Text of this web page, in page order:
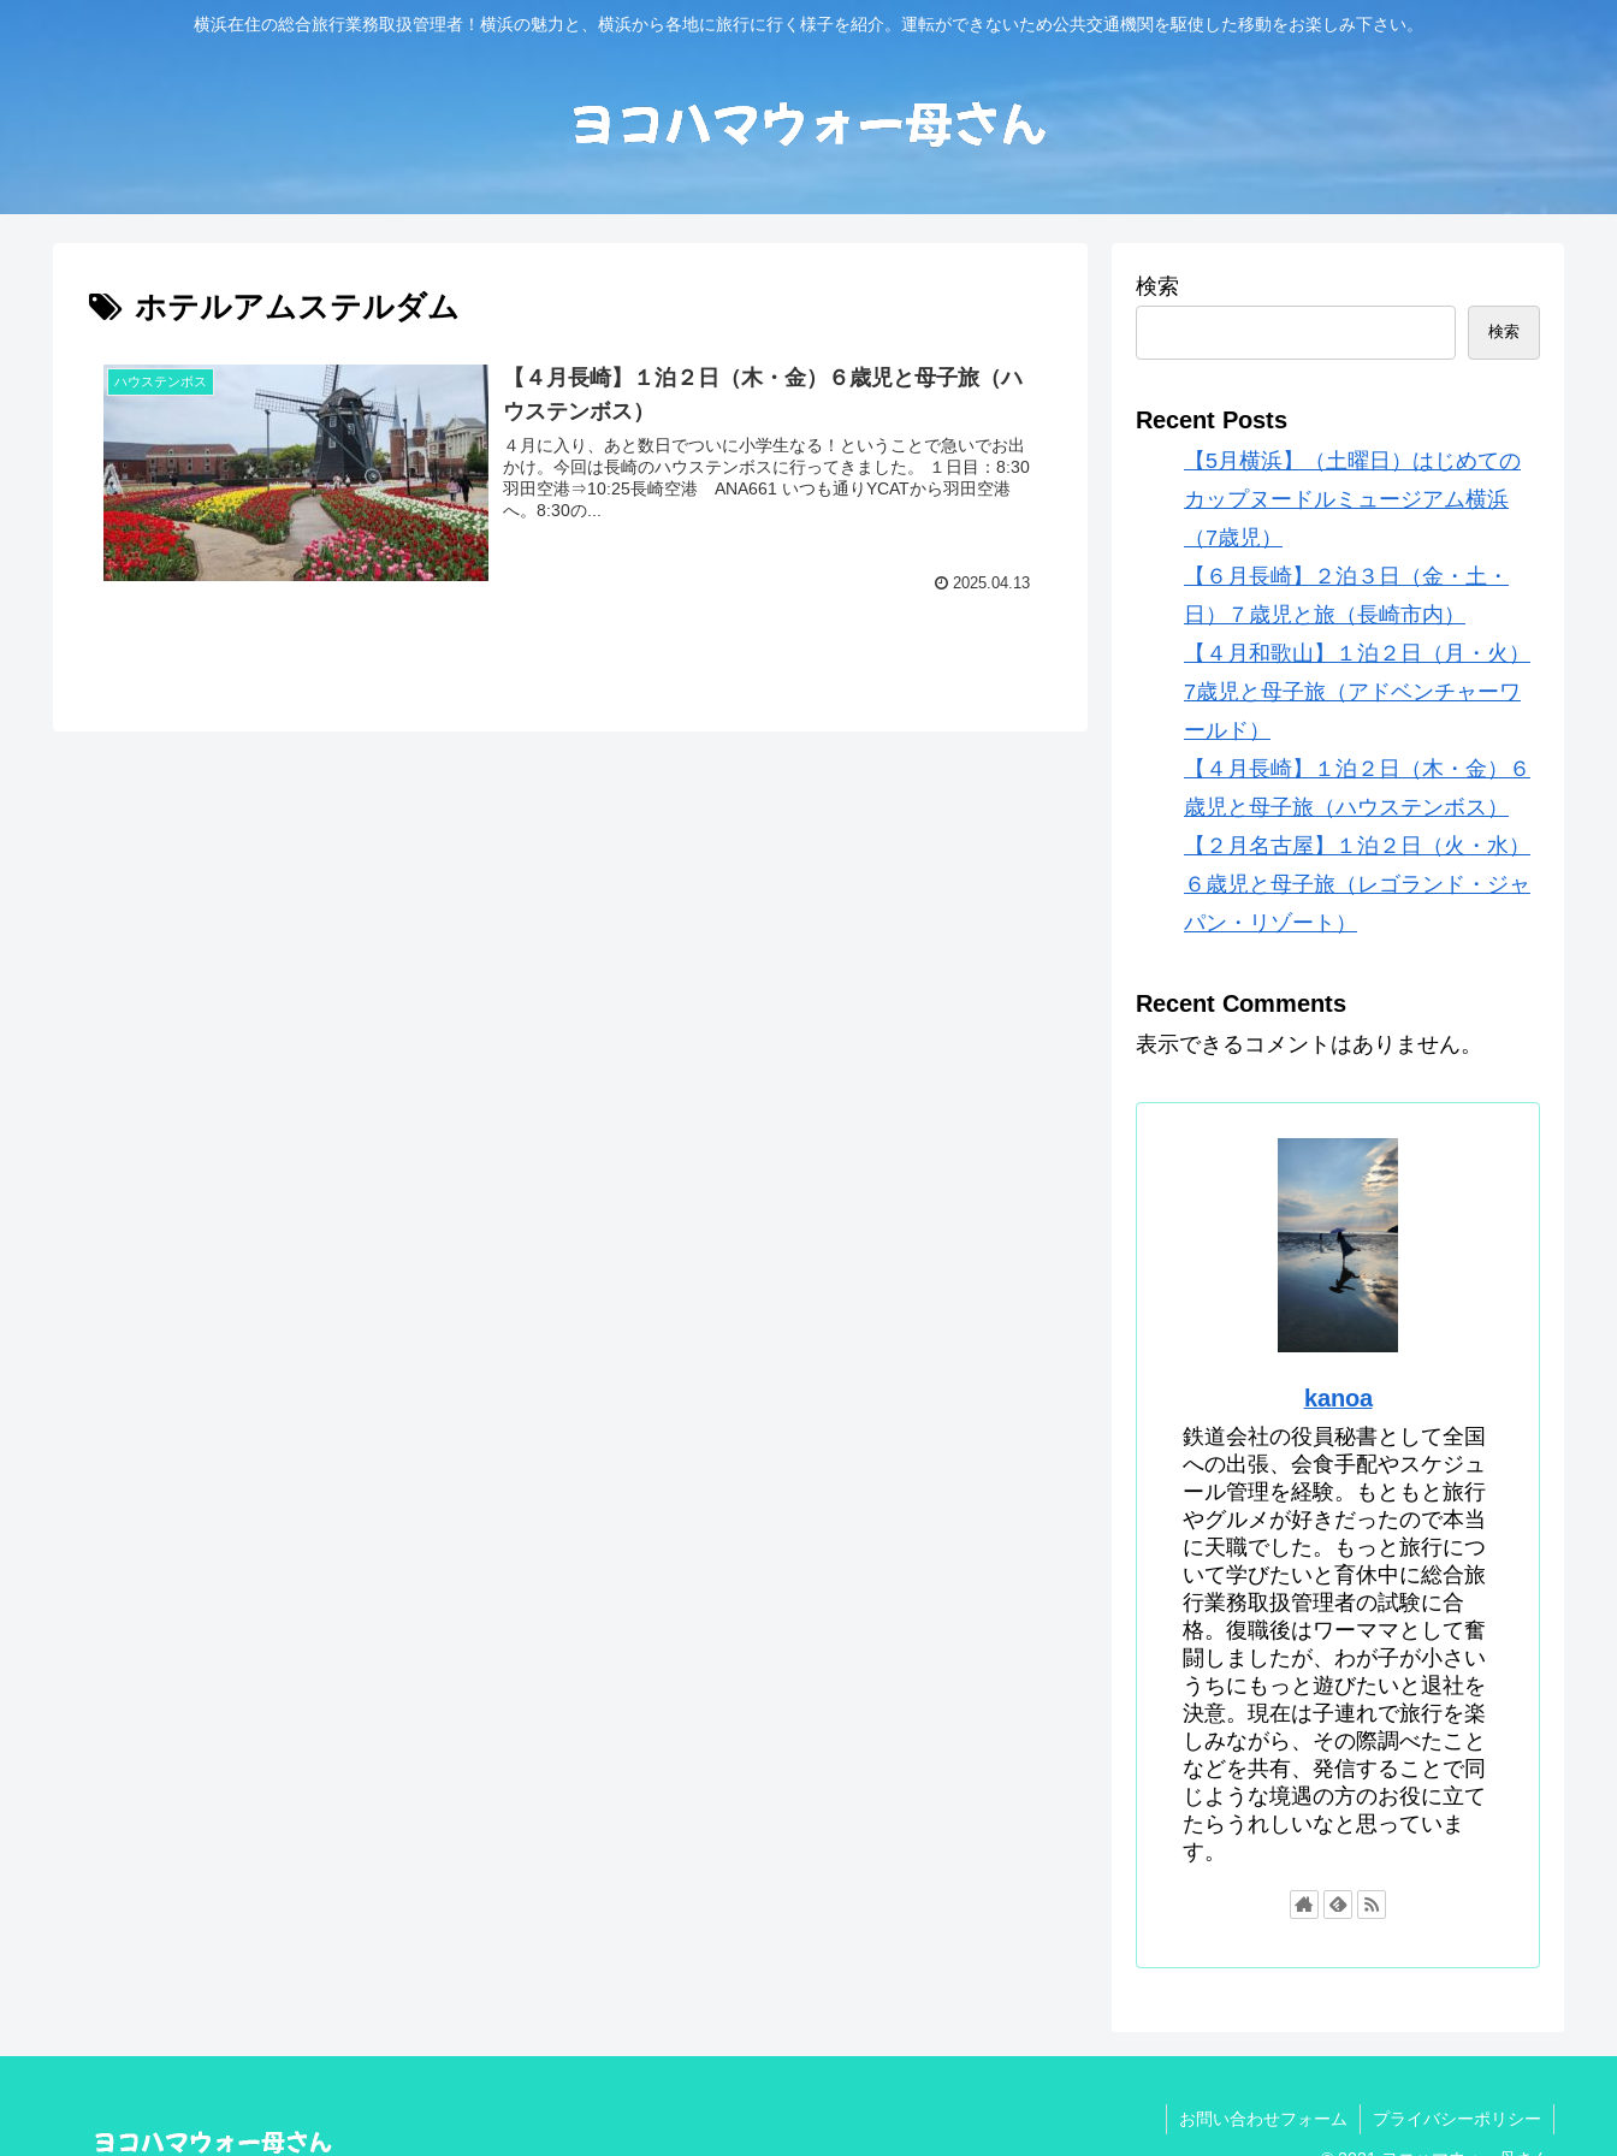
横浜在住の総合旅行業務取扱管理者！横浜の魅力と、横浜から各地に旅行に行く様子を紹介。運転ができないため公共交通機関を駆使した移動をお楽しみ下さい。
ホテルアムステルダム
ハウステンボス
【４月長崎】１泊２日（木・金）６歳児と母子旅（ハ
ウステンボス）
４月に入り、あと数日でついに小学生なる！ということで急いでお出
かけ。今回は長崎のハウステンボスに行ってきました。 １日目：8:30
羽田空港⇒10:25長崎空港 ANA661 いつも通りYCATから羽田空港
へ。8:30の...
2025.04.13
検索
検索
Recent Posts
【5月横浜】（土曜日）はじめての
カップヌードルミュージアム横浜
（7歳児）
【６月長崎】２泊３日（金・土・
日）７歳児と旅（長崎市内）
【４月和歌山】１泊２日（月・火）
7歳児と母子旅（アドベンチャーワ
ールド）
【４月長崎】１泊２日（木・金）６
歳児と母子旅（ハウステンボス）
【２月名古屋】１泊２日（火・水）
６歳児と母子旅（レゴランド・ジャ
パン・リゾート）
Recent Comments
表示できるコメントはありません。
kanoa
鉄道会社の役員秘書として全国
への出張、会食手配やスケジュ
ール管理を経験。もともと旅行
やグルメが好きだったので本当
に天職でした。もっと旅行につ
いて学びたいと育休中に総合旅
行業務取扱管理者の試験に合
格。復職後はワーママとして奮
闘しましたが、わが子が小さい
うちにもっと遊びたいと退社を
決意。現在は子連れで旅行を楽
しみながら、その際調べたこと
などを共有、発信することで同
じような境遇の方のお役に立て
たらうれしいなと思っていま
す。
お問い合わせフォーム プライバシーポリシー